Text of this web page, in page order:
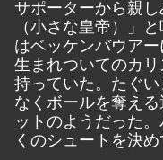
サポーターから親
（小さな皇帝）」
はベッケンバウアー
生まれついてのカ
持っていた。たぐ
なくボールを奪え
ットのようだった
くのシュートを決め